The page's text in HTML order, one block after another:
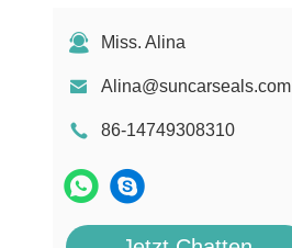
Miss. Alina
Alina@suncarseals.com
86-14749308310